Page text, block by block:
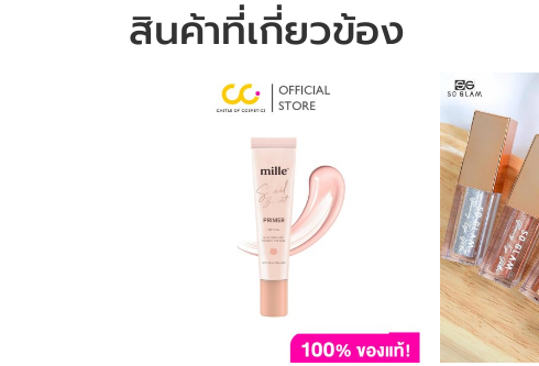
สินค้าที่เกี่ยวข้อง